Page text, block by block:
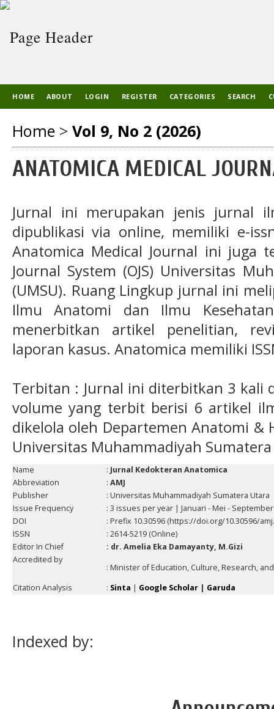
HOME ABOUT LOGIN REGISTER CATEGORIES SEARCH
Home > Vol 9, No 2 (2026)
ANATOMICA MEDICAL
Jurnal ini merupakan jenis jurnal
dipublikasi via online, memiliki e-
Anatomica Medical Journal ini juga
Journal System (OJS) Universitas
(UMSU). Ruang Lingkup jurnal ini
Ilmu Anatomi dan Ilmu
menerbitkan artikel penelitian,
laporan kasus. Anatomica memiliki
Terbitan : Jurnal ini diterbitkan 3 kali
volume yang terbit berisi 6 artikel
dikelola oleh Departemen Anatomi &
Universitas Muhammadiyah
Name : Jurnal Kedokteran Anatomica
Abbreviation
: AMJ
Publisher
: Universitas Muhammadiyah Sumatera Utara
Issue Frequency
: 3 issues per year | Januari - Mei - September
DOI
: Prefix 10.30596 (https://doi.org/10.30596/
ISSN
: 2614-5219 (Online)
Editor In Chief
: dr. Amelia Eka Damayanty, M.Gizi
Accredited by
: Minister of Education, Culture, Research,
Citation Analysis
: Sinta | Google Scholar | Garuda
Indexed by: